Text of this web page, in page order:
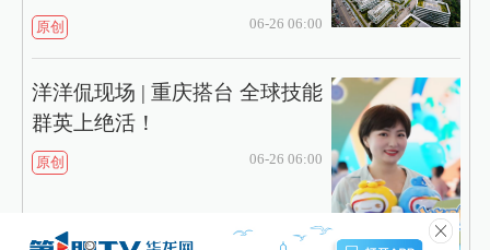
原创 06-26 06:00
洋洋侃现场 | 重庆搭台 全球技能
群英上绝活！
原创 06-26 06:00